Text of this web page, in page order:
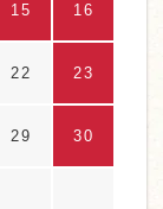
15 16
22 23
29 30